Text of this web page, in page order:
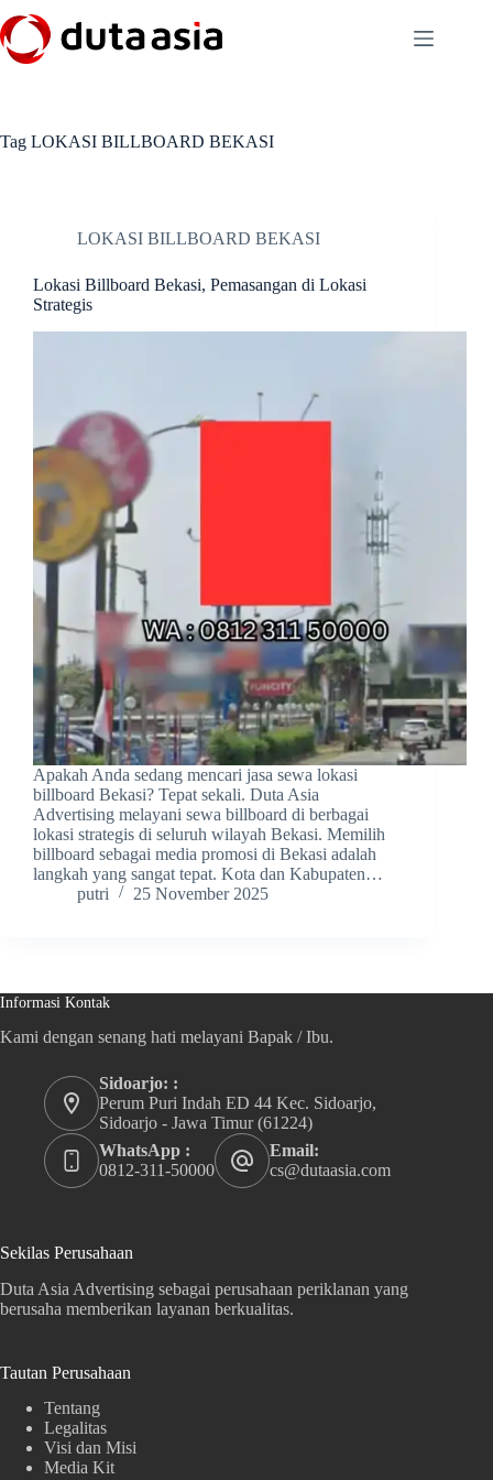
to
content
Tag LOKASI BILLBOARD BEKASI
LOKASI BILLBOARD BEKASI
Lokasi Billboard Bekasi, Pemasangan di Lokasi
Strategis
Apakah Anda sedang mencari jasa sewa lokasi
billboard Bekasi? Tepat sekali. Duta Asia
Advertising melayani sewa billboard di berbagai
lokasi strategis di seluruh wilayah Bekasi. Memilih
billboard sebagai media promosi di Bekasi adalah
langkah yang sangat tepat. Kota dan Kabupaten…
putri
25 November 2025
Informasi Kontak
Kami dengan senang hati melayani Bapak / Ibu.
Sidoarjo: :
Perum Puri Indah ED 44 Kec. Sidoarjo,
Sidoarjo - Jawa Timur (61224)
WhatsApp :
0812-311-50000
Email:
cs@dutaasia.com
Sekilas Perusahaan
Duta Asia Advertising sebagai perusahaan periklanan yang
berusaha memberikan layanan berkualitas.
Tautan Perusahaan
Tentang
Legalitas
Visi dan Misi
Media Kit